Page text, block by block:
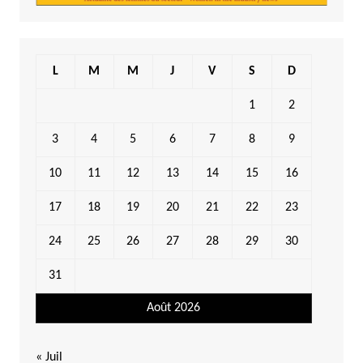
Août 2026
L M M J V S D
1 2
3 4 5 6 7 8 9
10 11 12 13 14 15 16
17 18 19 20 21 22 23
24 25 26 27 28 29 30
31
« Juil